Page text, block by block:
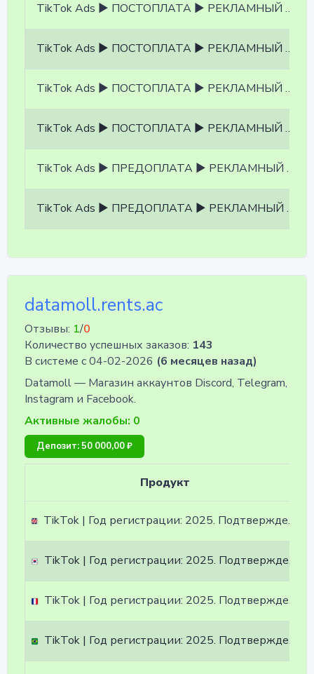
TikTok Ads ▶ ПОСТОПЛАТА ▶ РЕКЛАМНЫЙ КАБИНЕТ:МЕКСИКА ▶ Заполнен RFC ▶ Валюта USD ▶Доступны PayPal и Credit Card
TikTok Ads ▶ ПОСТОПЛАТА ▶ РЕКЛАМНЫЙ КАБИНЕТ:СИНГАПУР ▶ БЕЗ НДС ▶ Открыто ГЕО АЗИИ, ЮЖНОЙ АФРИКИ ▶ валюта USD, POSTPAY
TikTok Ads ▶ ПОСТОПЛАТА ▶ РЕКЛАМНЫЙ КАБИНЕТ:США ▶ БЕЗ НДС ▶ Открыто ГЕО ЕВРОПЫ ▶ валюта USD, POSTPAY
TikTok Ads ▶ ПОСТОПЛАТА ▶ РЕКЛАМНЫЙ КАБИНЕТ:ЯПОНИЯ ▶ БЕЗ НДС ▶ Открыто ГЕО ЯПОНИИ, АЗИИ, АРАБСКИХ СТРАН ▶ USD, POSTPAY
TikTok Ads ▶ ПРЕДОПЛАТА ▶ РЕКЛАМНЫЙ КАБИНЕТ:ИНДОНЕЗИЯ ▶ БЕЗ НДС ▶ Открыто ГЕО АЗИИ, ЮЖНОЙ АФРИКИ ▶ валюта USD, POSTPAY
TikTok Ads ▶ ПРЕДОПЛАТА ▶ РЕКЛАМНЫЙ КАБИНЕТ:ФРАНЦИЯ ▶ БЕЗ НДС ▶ Открыто ГЕО ЕВРОПЫ ▶ валюта USD, PREPAY
datamoll.rents.ac
Отзывы: 1/0
Количество успешных заказов: 143
В системе с 04-02-2026 (6 месяцев назад)
Datamoll — Магазин аккаунтов Discord, Telegram,
Instagram и Facebook.
Активные жалобы: 0
Депозит: 50 000,00 ₽
Продукт
TikTok | Год регистрации: 2025. Подтверждены по почте@hotmail.com/outlook.com, идет в комплекте. Страна регистрации: Великобритания.
TikTok | Год регистрации: 2025. Подтверждены по почте@hotmail.com/outlook.com, идет в комплекте. Страна регистрации: Корея.
TikTok | Год регистрации: 2025. Подтверждены по почте@hotmail.com/outlook.com, идет в комплекте. Страна регистрации: Франция.
TikTok | Год регистрации: 2025. Подтверждены по почте@hotmail.com/outlook.com, идет в комплекте. Страна регистрации: Бразилия.